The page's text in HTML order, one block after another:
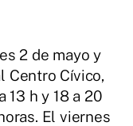
2 de mayo y
Centro Cívico,
13 h y 18 a 20
El viernes